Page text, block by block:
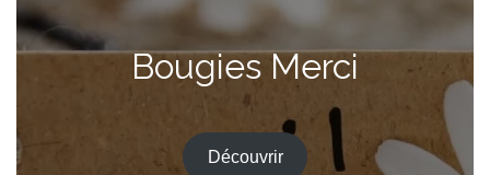
Bougies Merci
Découvrir